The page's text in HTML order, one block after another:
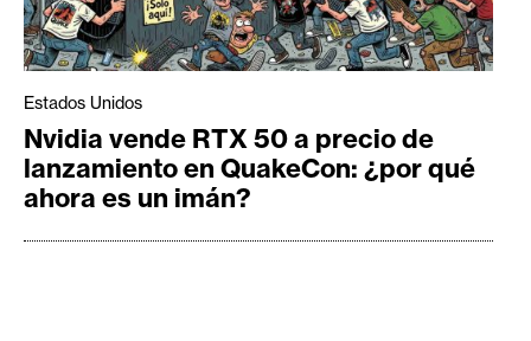
Estados Unidos
Nvidia vende RTX 50 a precio de
lanzamiento en QuakeCon: ¿por qué
ahora es un imán?